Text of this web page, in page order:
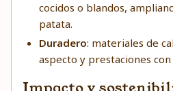
cocidos o blandos,
patata.
Duradero: materiales de
aspecto y prestaciones